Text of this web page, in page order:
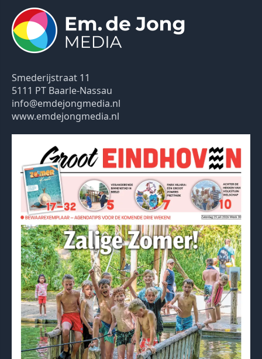
Smederijstraat 11
5111 PT Baarle-Nassau
info@emdejongmedia.nl
www.emdejongmedia.nl